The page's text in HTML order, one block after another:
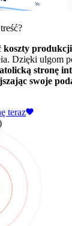
koszty produkcji
Dzięki ulgom
stronę
swoje
teraz